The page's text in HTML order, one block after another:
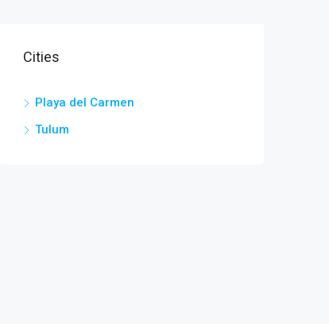
Cities
Playa del Carmen
Tulum